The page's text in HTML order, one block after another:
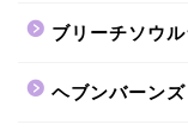
ブリーチソウ
ヘブンバーン